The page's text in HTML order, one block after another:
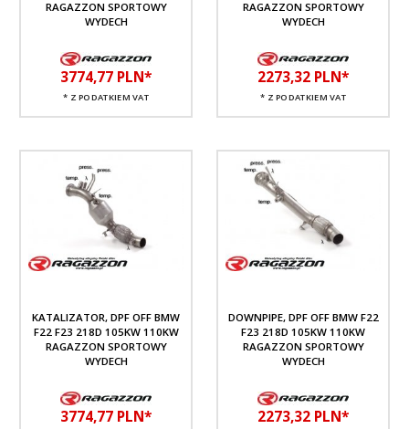
RAGAZZON SPORTOWY
WYDECH
3774,77 PLN*
* Z PODATKIEM VAT
RAGAZZON SPORTOWY
WYDECH
2273,32 PLN*
* Z PODATKIEM VAT
KATALIZATOR, DPF OFF BMW
F22 F23 218D 105KW 110KW
RAGAZZON SPORTOWY
WYDECH
3774,77 PLN*
DOWNPIPE, DPF OFF BMW F22
F23 218D 105KW 110KW
RAGAZZON SPORTOWY
WYDECH
2273,32 PLN*